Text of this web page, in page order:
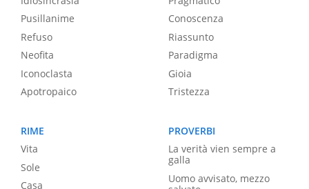
Pusillanime
Refuso
Neofita
Iconoclasta
Apotropaico
Conoscenza
Riassunto
Paradigma
Gioia
Tristezza
RIME
Vita
Sole
Casa
PROVERBI
La verità vien sempre a
galla
Uomo avvisato, mezzo